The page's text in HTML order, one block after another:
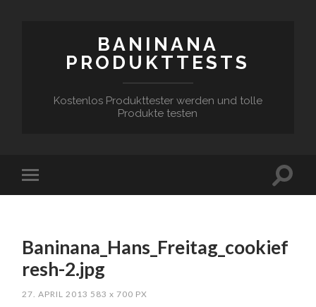
BANINANA
PRODUKTTESTS
Kostenlos Produkttester werden und tolle
Produkte testen
Baninana_Hans_Freitag_cookief
resh-2.jpg
27. APRIL 2013 583x 700 PX